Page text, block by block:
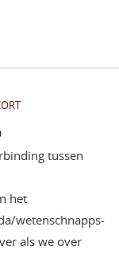
tussen
het
wetenschnapps-
als we over